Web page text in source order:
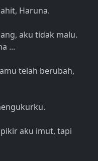
Haruna.
aku tidak malu.
...
telah berubah,
aku imut, tapi